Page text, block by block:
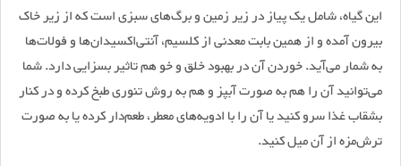
این گیاه، شامل یک پیاز در زیر زمین و برگ‌های سبزی است که از زیر خاک
بیرون آمده و از همین بابت معدنی از کلسیم، آنتی‌اکسیدان‌ها و فولات‌ها
به شمار می‌آید. خوردن آن در بهبود خلق و خو هم تاثیر بسزایی دارد. شما
می‌توانید آن را هم به صورت آبپز و هم به روش تنوری طبخ کرده و در کنار
بشقاب غذا سرو کنید یا آن را با ادویه‌های معطر، طعم‌دار کرده یا به صورت
ترش‌مزه از آن میل کنید.